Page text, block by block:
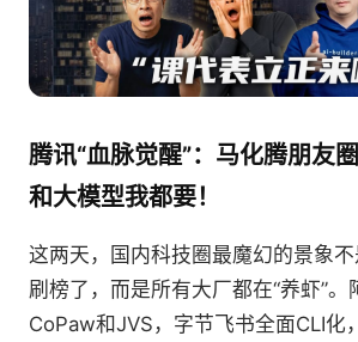
腾讯“血脉觉醒”：马化腾朋友
和大模型我都要！
这两天，国内科技圈最魔幻的景象
刷榜了，而是所有大厂都在“养虾”。
CoPaw和JVS，字节飞书全面CLI化